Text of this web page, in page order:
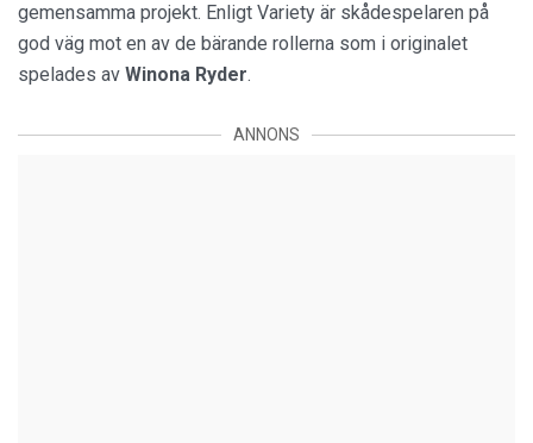
gemensamma projekt. Enligt Variety är skådespelaren på
god väg mot en av de bärande rollerna som i originalet
spelades av Winona Ryder.
ANNONS